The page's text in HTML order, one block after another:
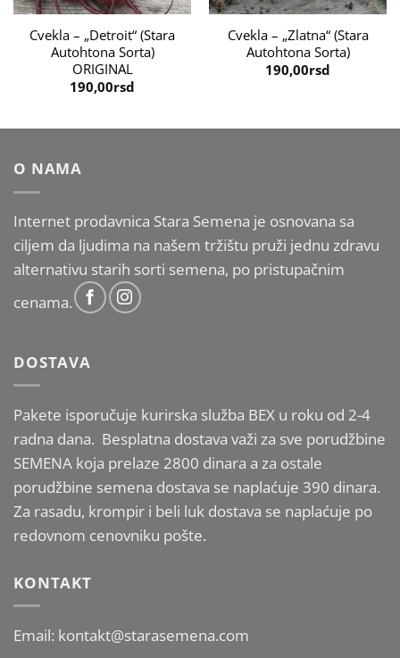
Cvekla – „Detroit“ (Stara
Autohtona Sorta)
ORIGINAL
190,00rsd
Cvekla – „Zlatna“ (Stara
Autohtona Sorta)
190,00rsd
O NAMA
Internet prodavnica Stara Semena je osnovana sa
ciljem da ljudima na našem tržištu pruži jednu zdravu
alternativu starih sorti semena, po pristupačnim
cenama.
DOSTAVA
Pakete isporučuje kurirska služba BEX u roku od 2-4
radna dana. Besplatna dostava važi za sve porudžbine
SEMENA koja prelaze 2800 dinara a za ostale
porudžbine semena dostava se naplaćuje 390 dinara.
Za rasadu, krompir i beli luk dostava se naplaćuje po
redovnom cenovniku pošte.
KONTAKT
Email: kontakt@starasemena.com